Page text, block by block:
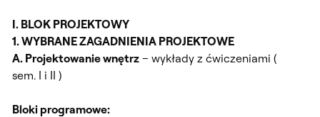
I. BLOK PROJEKTOWY
1. WYBRANE ZAGADNIENIA PROJEKTOWE
A. Projektowanie wnętrz – wykłady z ćwiczeniami (
sem. I i II )
Bloki programowe: